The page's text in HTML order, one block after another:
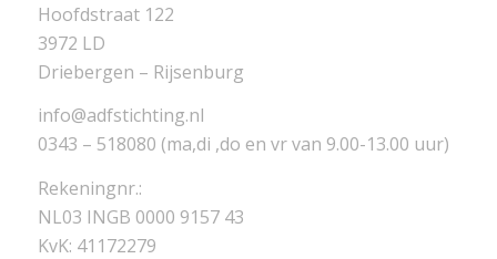
Hoofdstraat 122
3972 LD
Driebergen – Rijsenburg
info@adfstichting.nl
0343 – 518080 (ma,di ,do en vr van 9.00-13.00 uur)
Rekeningnr.:
NL03 INGB 0000 9157 43
KvK: 41172279